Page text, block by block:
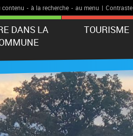
contenu - à la recherche - au menu | Contraste
DANS LA
TOURISME